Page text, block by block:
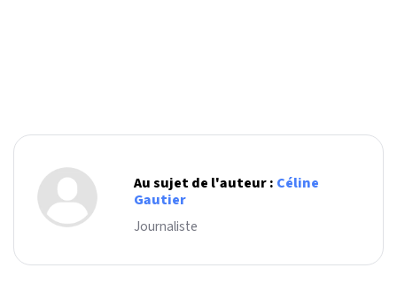
Au sujet de l'auteur : Céline
Gautier
Journaliste